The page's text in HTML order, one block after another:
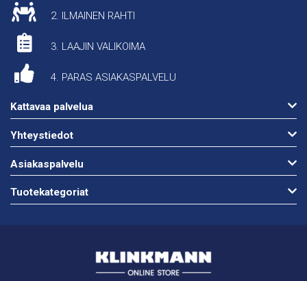
2. ILMAINEN RAHTI
3. LAAJIN VALIKOIMA
4. PARAS ASIAKASPALVELU
Kattavaa palvelua
Yhteystiedot
Asiakaspalvelu
Tuotekategoriat